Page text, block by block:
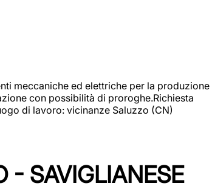
meccaniche ed elettriche per la produzione
con possibilità di proroghe.Richiesta
di lavoro: vicinanze Saluzzo (CN)
- SAVIGLIANESE